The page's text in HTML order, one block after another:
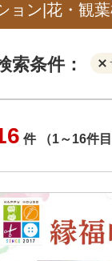
ョン|花・観
索条件：
決済方法
件 （1～16件目